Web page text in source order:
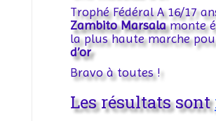
Trophé Fédéral A 16/17
Zambito Marsalamonte
la plus haute marche
d’or
Bravo à toutes !
Les résultats sont